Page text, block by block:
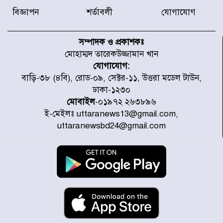
শহীদের তালিকা প্রকাশ করল JRA
জুলাই গণঅভ্যুত্থানে উত্তরায় সর্বকনিষ্ঠ
শহীদ জাবির ইব্রাহীম: এক শিশুর রক্তে
লেখা ইতিহাস
রাজধানীতে আজ বৃষ্টির সম্ভাবনা, যা
জানাল আবহাওয়া অধিদপ্তর
জুলাই গণঅভ্যুত্থানের অমর প্রতীক
শহীদ মীর মুগ্ধ
উত্তরা আজমপুরের রক্তাক্ত স্মৃতি: শহীদ
তানভীনের অপূর্ণ স্বপ্ন
বিজ্ঞাপন শর্তাবলী যোগাযোগ
সম্পাদক ও প্রকাশকঃ
মোহাম্মদ তারেকউজ্জামান খান
যোগাযোগ:
বাড়ি-৩৮ (৪বি), রোড-০৯, সেক্টর-১১, উত্তরা মডেল টাউন,
ঢাকা-১২৩০
মোবাইল-০১৯৭২ ২৬৩৮৯৬
ই-মেইলঃ uttaranews13@gmail.com,
uttaranewsbd24@gmail.com